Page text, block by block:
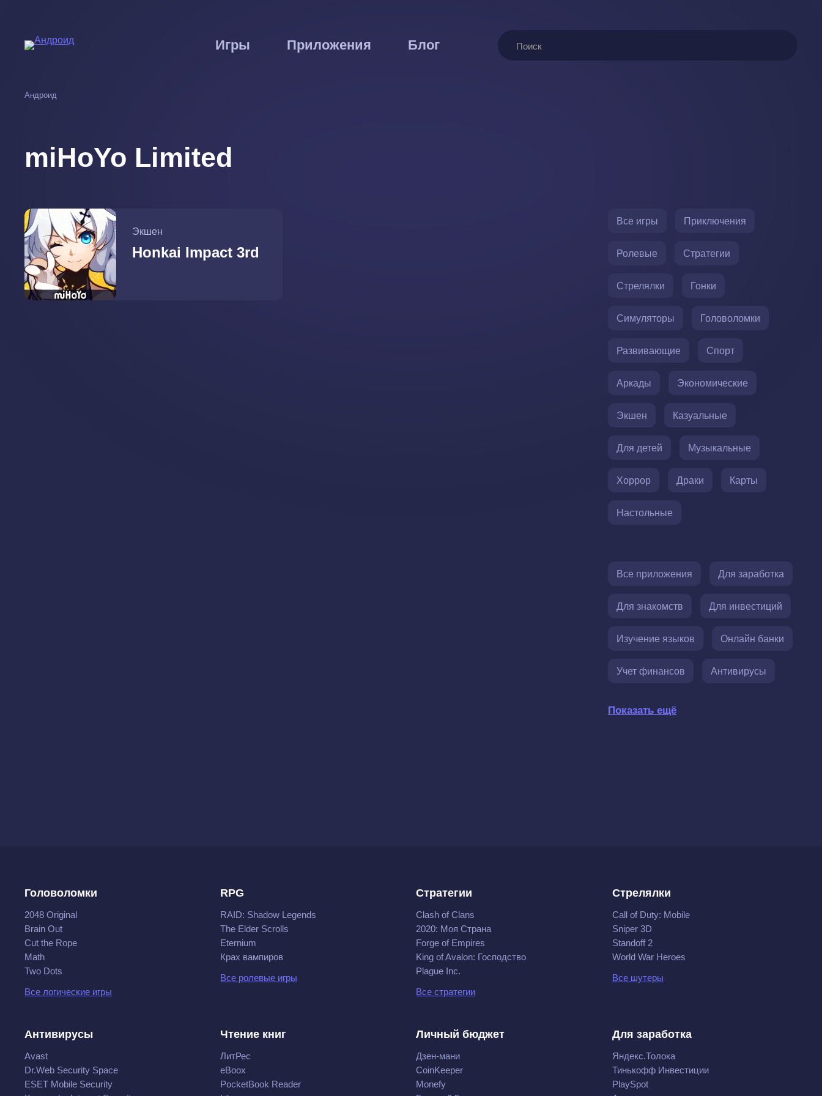
основному
Игры Приложения Блог Поиск
Андроид
miHoYo Limited
Экшен
Honkai Impact 3rd
Все игры Приключения
Ролевые Стратегии
Стрелялки Гонки
Симуляторы Головоломки
Развивающие Спорт
Аркады Экономические
Экшен Казуальные
Для детей Музыкальные
Хоррор Драки Карты
Настольные
Все приложения Для заработка
Для знакомств Для инвестиций
Изучение языков Онлайн банки
Учет финансов Антивирусы
Показать ещё
Головоломки
2048 Original
Brain Out
Cut the Rope
Math
Two Dots
Все логические игры
RPG
RAID: Shadow Legends
The Elder Scrolls
Eternium
Крах вампиров
Все ролевые игры
Стратегии
Clash of Clans
2020: Моя Cтрана
Forge of Empires
King of Avalon: Господство
Plague Inc.
Все стратегии
Стрелялки
Call of Duty: Mobile
Sniper 3D
Standoff 2
World War Heroes
Все шутеры
Антивирусы
Avast
Dr.Web Security Space
ESET Mobile Security
Чтение книг
ЛитРес
eBoox
PocketBook Reader
Личный бюджет
Дзен-мани
CoinKeeper
Monefy
Для заработка
Яндекс.Толока
Тинькофф Инвестиции
PlaySpot